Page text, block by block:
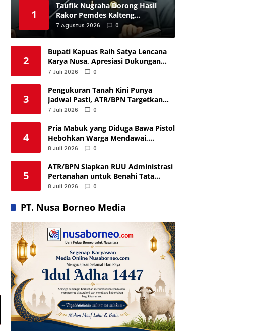
1
Taufik Nugraha Dorong Hasil
Rakor Pemdes Kalteng
Diwujudkan dalam Program
7 Agustus 2026 0
2
Bupati Kapuas Raih Satya Lencana
Karya Nusa, Apresiasi Dukungan
untuk PP Polri
7 Juli 2026 0
3
Pengukuran Tanah Kini Punya
Jadwal Pasti, ATR/BPN Targetkan
Layanan Selesai Maksimal 12 Hari
7 Juli 2026 0
4
Pria Mabuk yang Diduga Bawa Pistol
Hebohkan Warga Mendawai,
Ternyata Hanya Korek Api
8 Juli 2026 0
5
ATR/BPN Siapkan RUU Administrasi
Pertanahan untuk Benahi Tata
Kelola Lahan
8 Juli 2026 0
PT. Nusa Borneo Media